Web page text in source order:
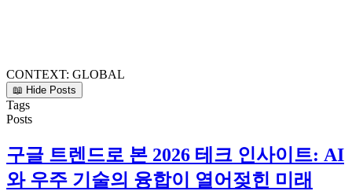
CONTEXT: GLOBAL
📖 Hide Posts
Tags
Posts
구글 트렌드로 본 2026 테크 인사이트: AI
와 우주 기술의 융합이 열어젖힌 미래